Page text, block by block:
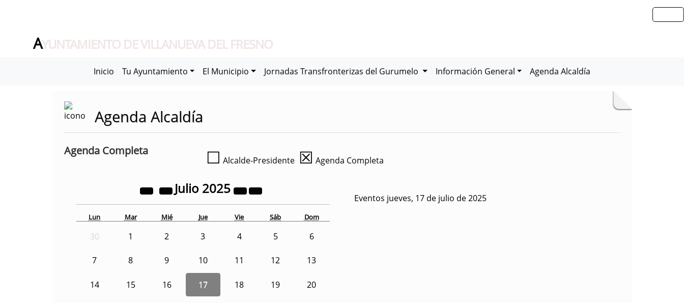
AYUNTAMIENTO DE VILLANUEVA DEL FRESNO
Inicio Tu Ayuntamiento El Municipio Jornadas Transfronterizas del Gurumelo Información General Agenda Alcaldía
Agenda Alcaldía
Agenda Completa ☐ Alcalde-Presidente ☒ Agenda Completa
Julio 2025
Lun Mar Mié Jue Vie Sáb Dom
30 1 2 3 4 5 6
7 8 9 10 11 12 13
14 15 16 17 18 19 20
Eventos jueves, 17 de julio de 2025